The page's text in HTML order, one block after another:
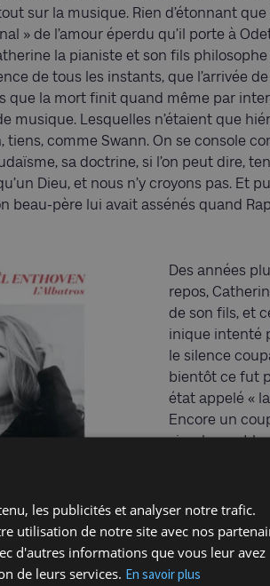
sur la musique. Rien d’étonnant
» de l’amour éperdu qu’il porte à
la pianiste et son fils
de tous les instants, que l’arrivée
que la mort finit quand même par
musique. Lesquelles n’étaient que
tiens, comme Swann. On se console
sa doctrine, si l’on peut dire,
Dieu, et nous n’y croyons pas. Et
beau-père lui avait assénés quand
Des années
repos,
de son fils, et
inique intenté
le silence
bientôt ce fut
état appelé «
Encore un
simplement le
liée à
cours de ma
d’égotisme
appelaitsa
culture, et puis
peu à peu, qui
les publicités et analyser notre trafic.
utilisation de notre site avec nos
d'autres informations que vous leur avez
de leurs services. En savoir plus